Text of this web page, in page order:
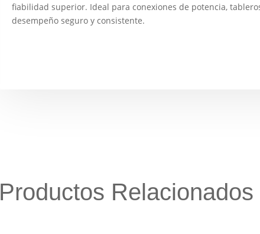
fiabilidad superior. Ideal para conexiones de potencia,
desempeño seguro y consistente.
Productos Relacionados